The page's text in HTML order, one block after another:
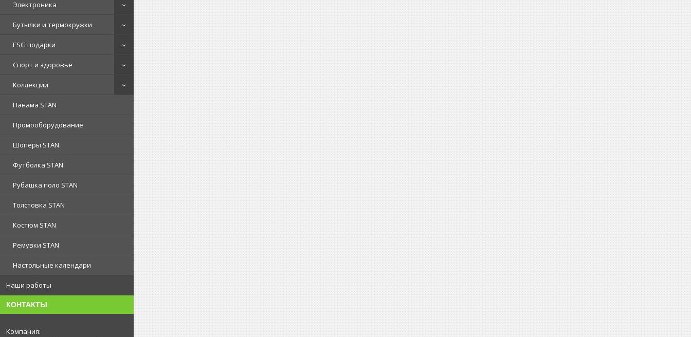
Электроника
Бутылки и термокружки
ESG подарки
Спорт и здоровье
Коллекции
Панама STAN
Промооборудование
Шоперы STAN
Футболка STAN
Рубашка поло STAN
Толстовка STAN
Костюм STAN
Ремувки STAN
Настольные календари
Наши работы
КОНТАКТЫ